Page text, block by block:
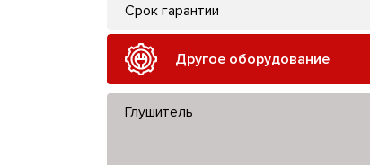
Срок гарантии
Другое оборудование
Глушитель